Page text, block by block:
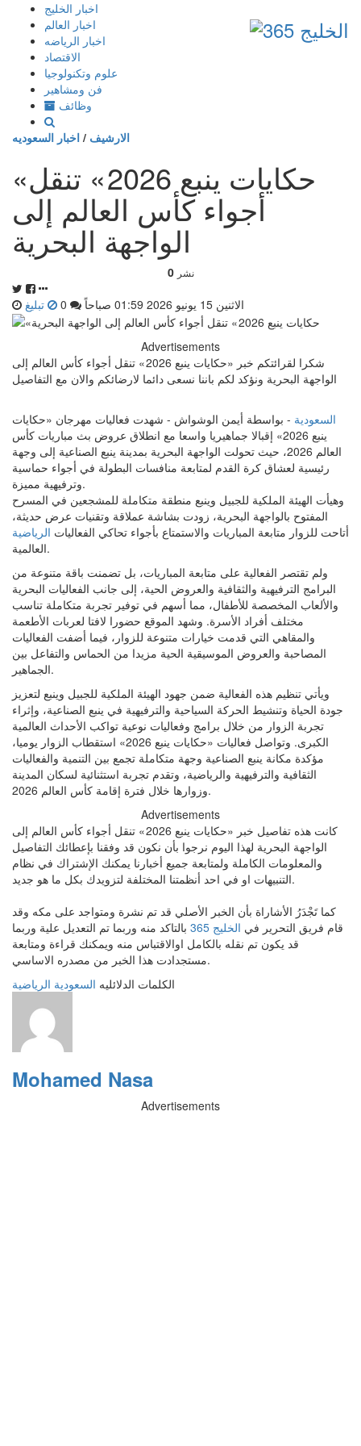
إذهب
المحتوى
اخبار الخليج
اخبار العالم
اخبار الرياضه
الاقتصاد
علوم وتكنولوجيا
فن ومشاهير
وظائف
الارشيف / اخبار السعوديه
«حكايات ينبع 2026 » تنقل
أجواء كأس العالم إلى
الواجهة البحرية
0 نشر
الاثنين 15 يونيو 2026 01:59 صباحاً تبليغ
Advertisements
شكرا لقرائتكم خبر «حكايات ينبع 2026 » تنقل أجواء كأس العالم إلى
الواجهة البحرية ونؤكد لكم باننا نسعى دائما لارضائكم والان مع التفاصيل
السعودية - بواسطة أيمن الوشواش - شهدت فعاليات مهرجان «حكايات
ينبع 2026» إقبالا جماهيريا واسعا مع انطلاق عروض بث مباريات كأس
العالم 2026، حيث تحولت الواجهة البحرية بمدينة ينبع الصناعية إلى وجهة
رئيسية لعشاق كرة القدم لمتابعة منافسات البطولة في أجواء حماسية
وترفيهية مميزة.
وهيأت الهيئة الملكية للجبيل وينبع منطقة متكاملة للمشجعين في المسرح
المفتوح بالواجهة البحرية، زودت بشاشة عملاقة وتقنيات عرض حديثة،
أتاحت للزوار متابعة المباريات والاستمتاع بأجواء تحاكي الفعاليات الرياضية
العالمية.
ولم تقتصر الفعالية على متابعة المباريات، بل تضمنت باقة متنوعة من
البرامج الترفيهية والثقافية والعروض الحية، إلى جانب الفعاليات البحرية
والألعاب المخصصة للأطفال، مما أسهم في توفير تجربة متكاملة تناسب
مختلف أفراد الأسرة. وشهد الموقع حضورا لافتا لعربات الأطعمة
والمقاهي التي قدمت خيارات متنوعة للزوار، فيما أضفت الفعاليات
المصاحبة والعروض الموسيقية الحية مزيدا من الحماس والتفاعل بين
الجماهير.
ويأتي تنظيم هذه الفعالية ضمن جهود الهيئة الملكية للجبيل وينبع لتعزيز
جودة الحياة وتنشيط الحركة السياحية والترفيهية في ينبع الصناعية، وإثراء
تجربة الزوار من خلال برامج وفعاليات نوعية تواكب الأحداث العالمية
الكبرى. وتواصل فعاليات «حكايات ينبع 2026» استقطاب الزوار يوميا،
مؤكدة مكانة ينبع الصناعية وجهة متكاملة تجمع بين التنمية والفعاليات
الثقافية والترفيهية والرياضية، وتقدم تجربة استثنائية لسكان المدينة
وزوارها خلال فترة إقامة كأس العالم 2026.
Advertisements
كانت هذه تفاصيل خبر «حكايات ينبع 2026 » تنقل أجواء كأس العالم إلى
الواجهة البحرية لهذا اليوم نرجوا بأن نكون قد وفقنا بإعطائك التفاصيل
والمعلومات الكاملة ولمتابعة جميع أخبارنا يمكنك الإشتراك في نظام
التنبيهات او في احد أنظمتنا المختلفة لتزويدك بكل ما هو جديد.
كما تَجْدَرُ الأشاراة بأن الخبر الأصلي قد تم نشرة ومتواجد على مكه وقد
قام فريق التحرير في الخليج 365
بالتاكد منه وربما تم التعديل علية وربما
قد يكون تم نقله بالكامل اوالاقتباس منه ويمكنك قراءة ومتابعة
مستجدادت هذا الخبر من مصدره الاساسي.
الكلمات الدلائليه السعودية الرياضية
Mohamed Nasa
Advertisements